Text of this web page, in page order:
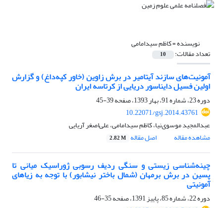
نویسنده =کاظم سیدامامی
تعداد مقالات: 10
آمونیت‌های سازند آیتامیر در برش زاوین (خاور کپه‌داغ) و گزارش
اولین فسیل دایناسور دریایی از کرتاسه ایران
دوره 23، شماره 91، بهار 1393، صفحه
39-45
10.22071/gsj.2014.43761
عبدالمجید موسوی‌نیا، کاظم سیدامامی، علی‌اصغر آریایی
مشاهده مقاله
اصل مقاله 2.82 M
چینه‌شناسی زیستی و سنگی ردیف رسوبی ژوراسیک میانی تا
پسین در برش برمهان (شمال باختر نیشابور) با توجه به زیاهای
آمونیتی
دوره 22، شماره 85، پاییز 1391، صفحه
35-46